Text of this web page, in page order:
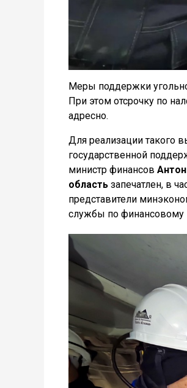
Меры поддержки
При этом отсрочку по
адресно.
Для реализации такого
государственной
министр финансов
область запечатлен, в
представители
службы по финансовому